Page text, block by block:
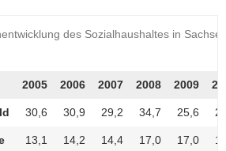
des Sozialhaushaltes in
2005 2006 2007 2008 2009
30,6 30,9 29,2 34,7 25,6
13,1 14,2 14,4 17,0 17,0